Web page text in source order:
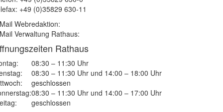
+49 (0)35829 630-11
Webredaktion:
Verwaltung Rathaus:
Rathaus
08:30 – 11:30 Uhr
08:30 – 11:30 Uhr und 14:00 – 18:00 Uhr
geschlossen
08:30 – 11:30 Uhr und 14:00 – 17:00 Uhr
geschlossen